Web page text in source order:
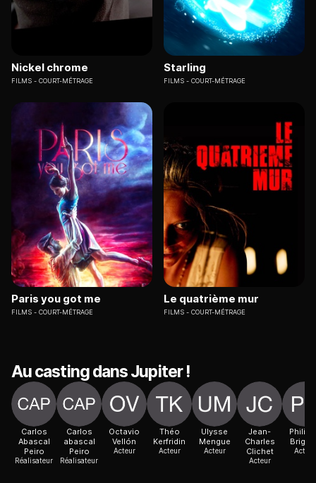
Nickel chrome
FILMS COURT-MÉTRAGE
Starling
FILMS COURT-MÉTRAGE
Paris you got me
FILMS COURT-MÉTRAGE
Le quatrième mur
FILMS COURT-MÉTRAGE
Au casting dans Jupiter !
Carlos
Abascal
Peiro
Réalisateur
Carlos
abascal
Peiro
Réalisateur
Octavio
Vellón
Acteur
Théo
Kerfridin
Acteur
Ulysse
Mengue
Acteur
Jean-
Charles
Clichet
Acteur
Acteur